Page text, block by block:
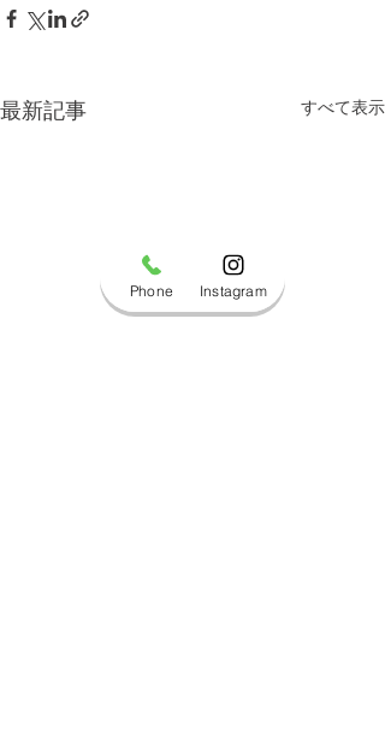
最新記事 すべて表示
Phone Instagram